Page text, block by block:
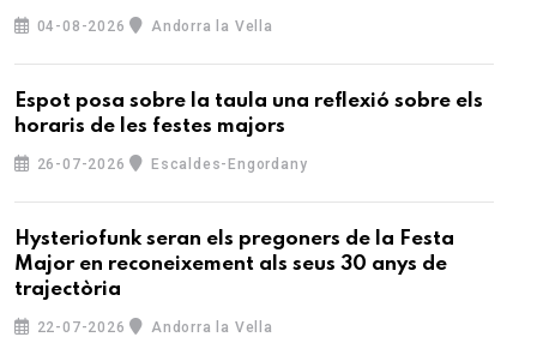
04-08-2026 Andorra la Vella
Espot posa sobre la taula una reflexió sobre els
horaris de les festes majors
26-07-2026 Escaldes-Engordany
Hysteriofunk seran els pregoners de la Festa
Major en reconeixement als seus 30 anys de
trajectòria
22-07-2026 Andorra la Vella